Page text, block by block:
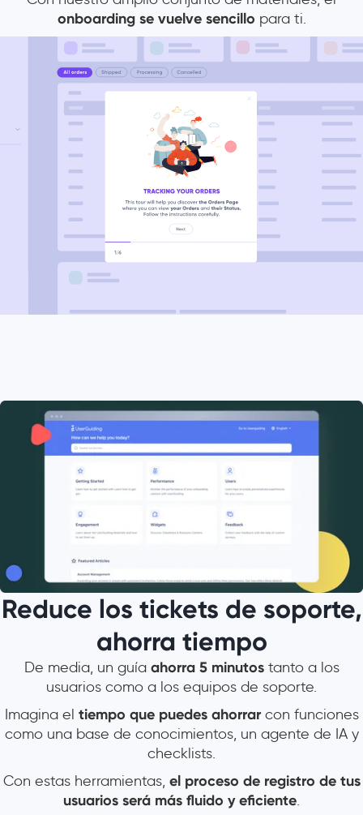
onboarding se vuelve sencillo para ti.
Reduce los tickets de soporte,
ahorra tiempo
De media, un guía ahorra 5 minutostanto a los
usuarios como a los equipos de soporte.
Imagina el tiempo que puedes ahorrarcon funciones
como una base de conocimientos, un agente de IA y
checklists.
Con estas herramientas, el proceso de registro de tus
usuarios será más fluido y eficiente.